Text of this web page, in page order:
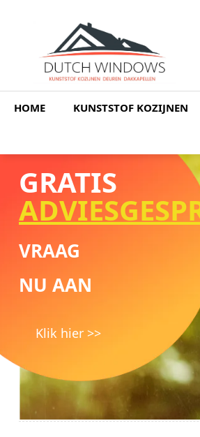
HOME KUNSTSTOF KOZIJNEN
GRATIS
VRAAG
NU AAN
Klik hier >>